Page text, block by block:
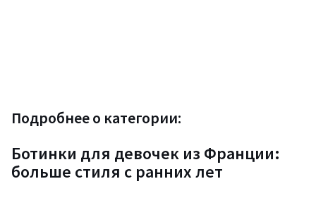
Подробнее о категории:
Ботинки для девочек из Франции:
больше стиля с ранних лет